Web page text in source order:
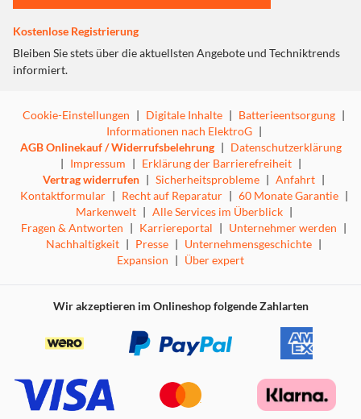
Perfekte Aufnahmen gelingen dir, wenn du dein Handy
Kostenlose Registrierung
Bleiben Sie stets über die aktuellsten Angebote und Techniktrends
informiert.
Cookie-Einstellungen | Digitale Inhalte | Batterieentsorgung |
Informationen nach ElektroG |
AGB Onlinekauf / Widerrufsbelehrung | Datenschutzerklärung
| Impressum | Erklärung der Barrierefreiheit |
Vertrag widerrufen | Sicherheitsprobleme | Anfahrt |
Kontaktformular | Recht auf Reparatur | 60 Monate Garantie |
Markenwelt | Alle Services im Überblick |
Fragen & Antworten | Karriereportal | Unternehmer werden |
Nachhaltigkeit | Presse | Unternehmensgeschichte |
Expansion | Über expert
Wir akzeptieren im Onlineshop folgende Zahlarten